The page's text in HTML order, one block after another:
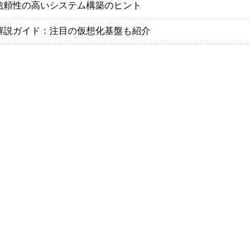
性の高いシステム構築のヒント
説ガイド：注目の仮想化基盤も紹介